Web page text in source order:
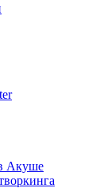
Акуше